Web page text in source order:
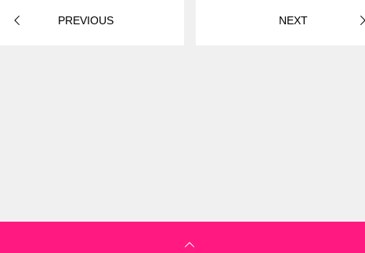
PREVIOUS NEXT